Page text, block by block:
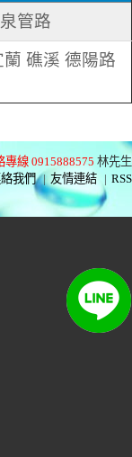
管路
礁溪 德陽路
專線 0915888575 林先生
我們 | 友情連結 | RSS